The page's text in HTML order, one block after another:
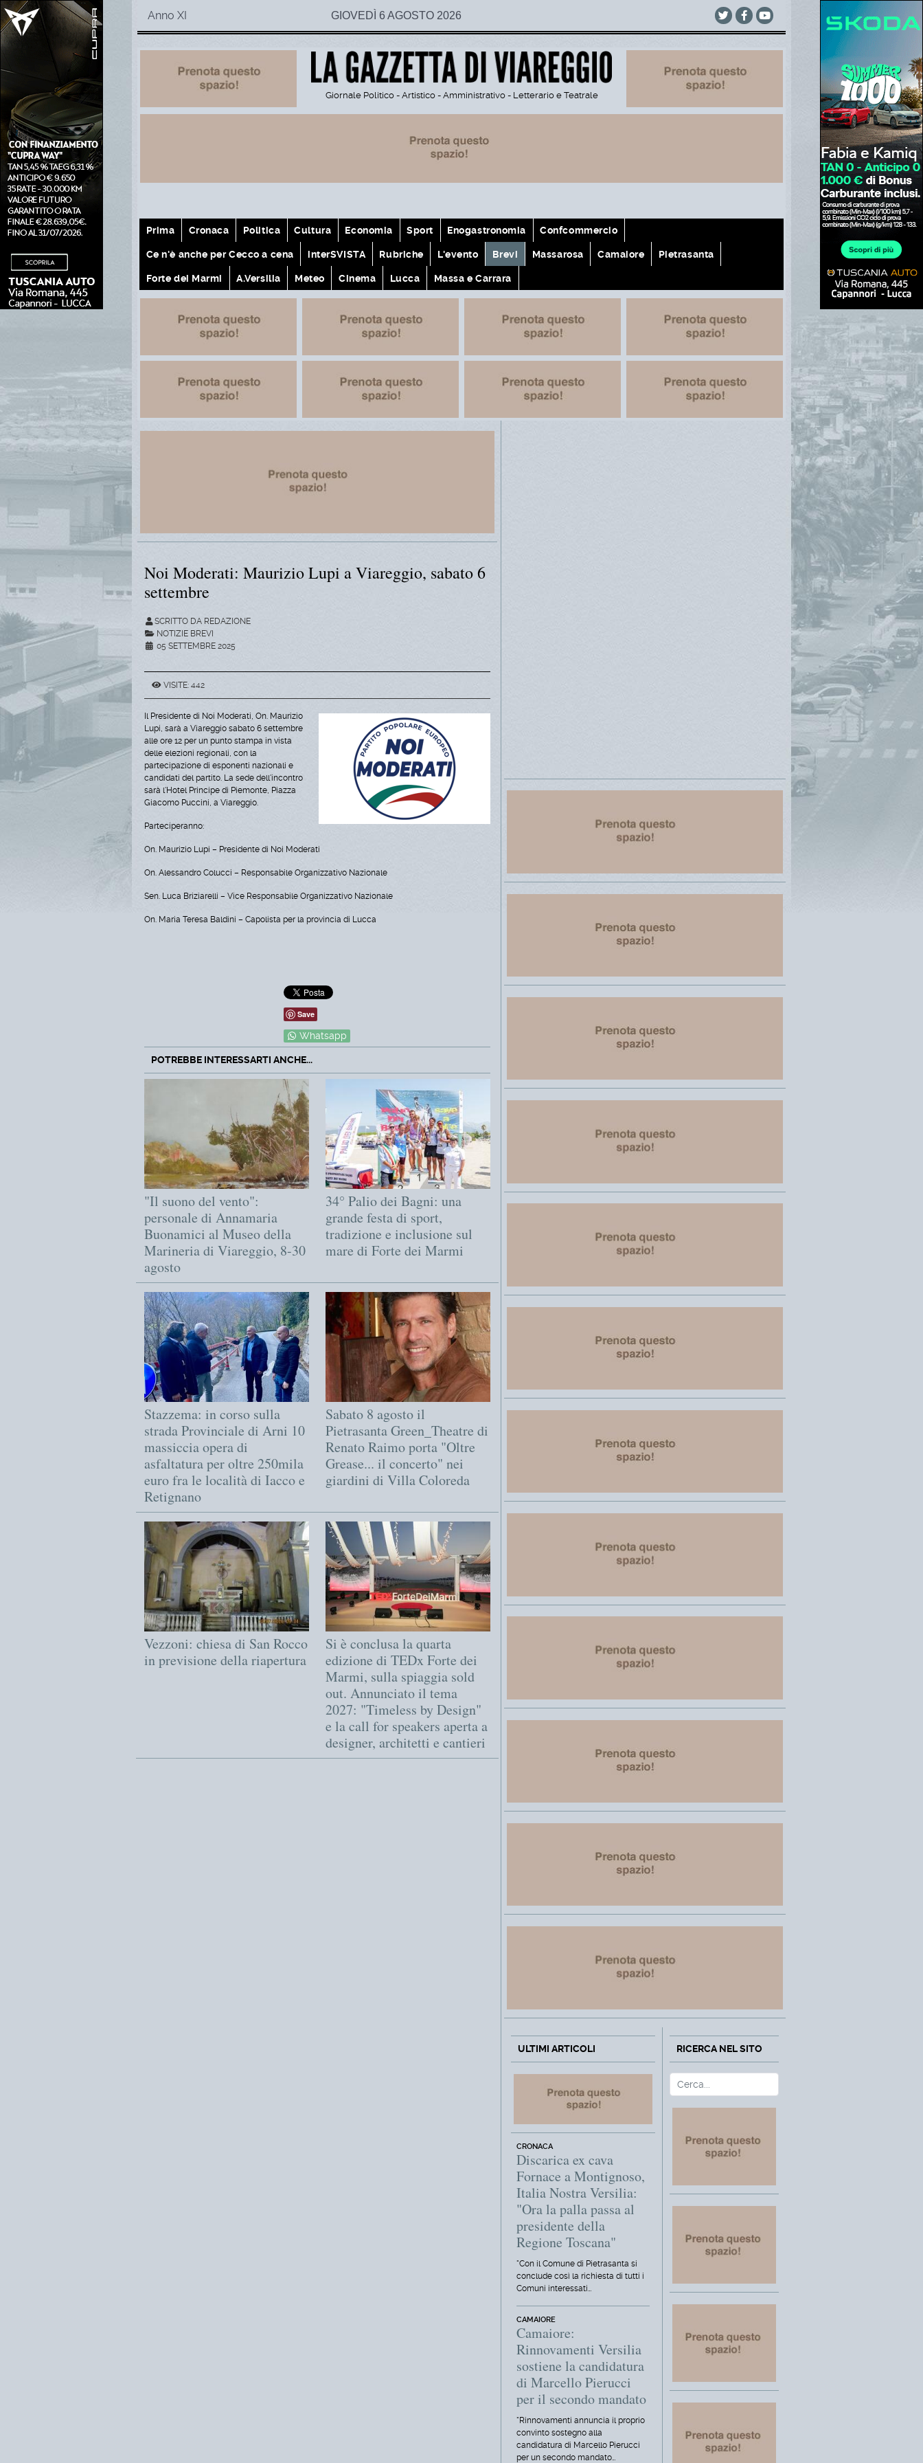
Anno XI GIOVEDÌ 6 AGOSTO 2026
Giornale Politico - Artistico - Amministrativo - Letterario e Teatrale
Prima Cronaca Politica Cultura Economia Sport Enogastronomia Confcommercio
Ce n'è anche per Cecco a cena interSVISTA Rubriche L'evento Brevi Massarosa Camaiore Pietrasanta
Forte dei Marmi A.Versilia Meteo Cinema Lucca Massa e Carrara
Noi Moderati: Maurizio Lupi a Viareggio, sabato 6
settembre
SCRITTO DA REDAZIONE
NOTIZIE BREVI
05 SETTEMBRE 2025
VISITE: 442
Il Presidente di Noi Moderati, On. Maurizio
Lupi, sarà a Viareggio sabato 6 settembre
alle ore 12 per un punto stampa in vista
delle elezioni regionali, con la
partecipazione di esponenti nazionali e
candidati del partito. La sede dell'incontro
sarà l'Hotel Principe di Piemonte, Piazza
Giacomo Puccini, a Viareggio.
Parteciperanno:
On. Maurizio Lupi – Presidente di Noi Moderati
On. Alessandro Colucci – Responsabile Organizzativo Nazionale
Sen. Luca Briziarelli – Vice Responsabile Organizzativo Nazionale
On. Maria Teresa Baldini – Capolista per la provincia di Lucca
Save
Whatsapp
POTREBBE INTERESSARTI ANCHE...
"Il suono del vento":
personale di Annamaria
Buonamici al Museo della
Marineria di Viareggio, 8-30
agosto
34° Palio dei Bagni: una
grande festa di sport,
tradizione e inclusione sul
mare di Forte dei Marmi
Stazzema: in corso sulla
strada Provinciale di Arni 10
massiccia opera di
asfaltatura per oltre 250mila
euro fra le località di Iacco e
Retignano
Sabato 8 agosto il
Pietrasanta Green_Theatre di
Renato Raimo porta "Oltre
Grease... il concerto" nei
giardini di Villa Coloreda
Vezzoni: chiesa di San Rocco
in previsione della riapertura
Si è conclusa la quarta
edizione di TEDx Forte dei
Marmi, sulla spiaggia sold
out. Annunciato il tema
2027: "Timeless by Design"
e la call for speakers aperta a
designer, architetti e cantieri
ULTIMI ARTICOLI
CRONACA
Discarica ex cava
Fornace a Montignoso,
Italia Nostra Versilia:
"Ora la palla passa al
presidente della
Regione Toscana"
"Con il Comune di Pietrasanta si
conclude così la richiesta di tutti i
Comuni interessati…
CAMAIORE
Camaiore:
Rinnovamenti Versilia
sostiene la candidatura
di Marcello Pierucci
per il secondo mandato
"Rinnovamenti annuncia il proprio
convinto sostegno alla
candidatura di Marcello Pierucci
per un secondo mandato…
RICERCA NEL SITO
Cerca Type 2 or more characters